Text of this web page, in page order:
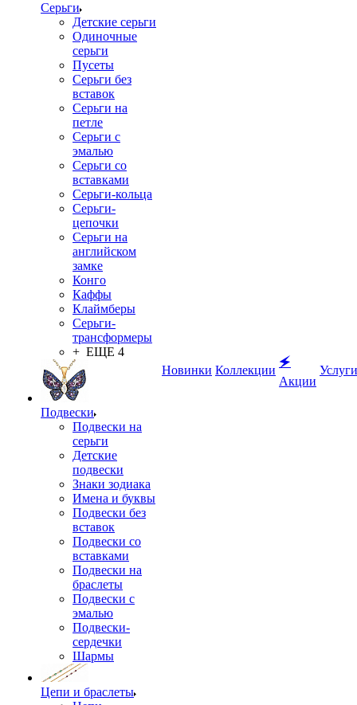
Серьги
Детские серьги
Одиночные
серьги
Пусеты
Серьги без
вставок
Серьги на
петле
Серьги с
эмалью
Серьги со
вставками
Серьги-кольца
Серьги-
цепочки
Серьги на
английском
замке
Конго
Каффы
Клаймберы
Серьги-
трансформеры
+ ЕЩЕ 4
Подвески
Подвески на
серьги
Детские
подвески
Знаки зодиака
Имена и буквы
Подвески без
вставок
Подвески со
вставками
Подвески на
браслеты
Подвески с
эмалью
Подвески-
сердечки
Шармы
Цепи и браслеты
Новинки Коллекции
🗲
Акции
Услуги